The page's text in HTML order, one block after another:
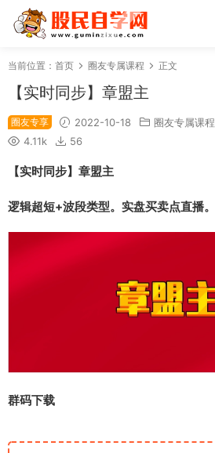
当前位置： 首页 圈友专属课程 正文
【实时同步】章盟主
圈友专享 2022-10-18 圈友专属课程
4.11k
56
【实时同步】章盟主
逻辑超短+波段类型。实盘买卖点直播。
群码下载